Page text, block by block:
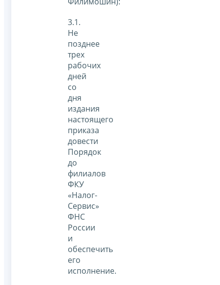
3.1.
Не
позднее
трех
рабочих
дней
со
дня
издания
настоящего
приказа
довести
Порядок
до
филиалов
ФКУ
«Налог-
Сервис»
ФНС
России
и
обеспечить
его
исполнение.